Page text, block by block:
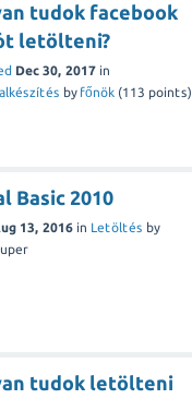
tudok facebook
letölteni?
Dec 30, 2017 in
by főnök (113 points)
Basic 2010
13, 2016 in Letöltés by
tudok letölteni